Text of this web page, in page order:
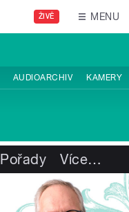
ŽIVĚ MENU
AUDIOARCHIV KAMERY
Pořady Více…